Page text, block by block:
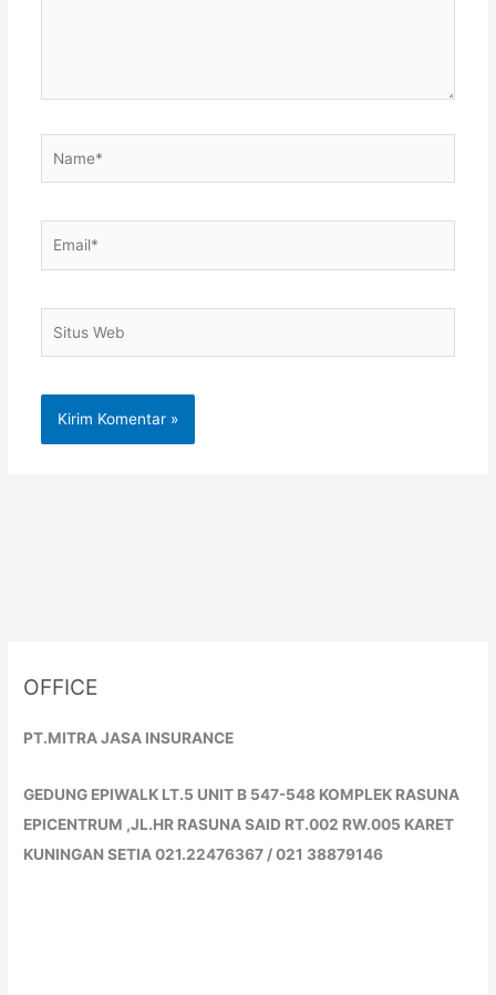
Web
OFFICE
PT.MITRA JASA INSURANCE
GEDUNG EPIWALK LT.5 UNIT B 547-548 KOMPLEK RASUNA
EPICENTRUM ,JL.HR RASUNA SAID RT.002 RW.005 KARET
KUNINGAN SETIA 021.22476367 / 021 38879146